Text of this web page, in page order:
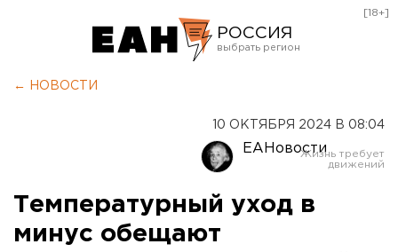
РОССИЯ
Оренбург
[18+]
← НОВОСТИ
10 ОКТЯБРЯ 2024 В 08:04
ЕАНовости
Температурный уход в
минус обещают